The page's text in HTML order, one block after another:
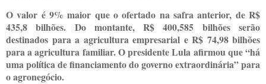
O valor é 9% maior que o ofertado na safra anterior, de R$
435,8 bilhões. Do montante, R$ 400,585 bilhões serão
destinados para a agricultura empresarial e R$ 74,98 bilhões
para a agricultura familiar. O presidente Lula afirmou que “há
uma política de financiamento do governo extraordinária” para
o agronegócio.